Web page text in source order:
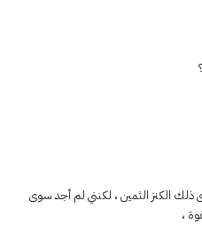
الكنز الثمين ، لكنني لم أجد سوى
،